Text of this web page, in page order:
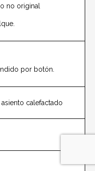
no original
por botón.
calefactado